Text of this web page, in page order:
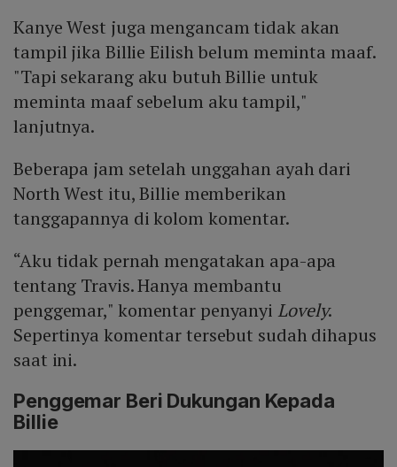
Kanye West juga mengancam tidak akan
tampil jika Billie Eilish belum meminta maaf.
"Tapi sekarang aku butuh Billie untuk
meminta maaf sebelum aku tampil,"
lanjutnya.
Beberapa jam setelah unggahan ayah dari
North West itu, Billie memberikan
tanggapannya di kolom komentar.
“Aku tidak pernah mengatakan apa-apa
tentang Travis. Hanya membantu
penggemar," komentar penyanyi Lovely.
Sepertinya komentar tersebut sudah dihapus
saat ini.
Penggemar Beri Dukungan Kepada
Billie